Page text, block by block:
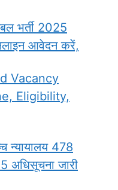
भर्ती 2025
आवेदन करें,
Vacancy
Eligibility,
न्यायालय 478
अधिसूचना जारी